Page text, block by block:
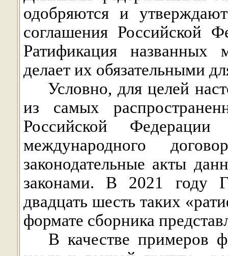
одобряются и
соглашения Российской
Ратификация названных
делает их обязательными
Условно, для целей
из самых
Российской
международного
законодательные акты
законами. В 2021 году
двадцать шесть таких
формате сборника
В качестве примеров